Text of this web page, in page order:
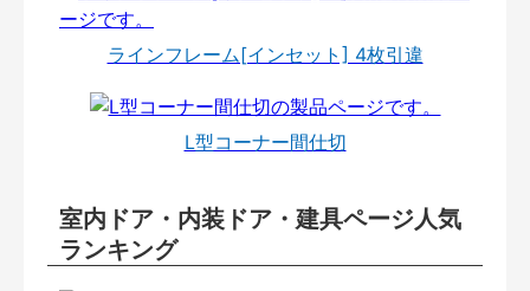
ラインフレーム[インセット] 4枚引違
L型コーナー間仕切
室内ドア・内装ドア・建具ページ人気
ランキング